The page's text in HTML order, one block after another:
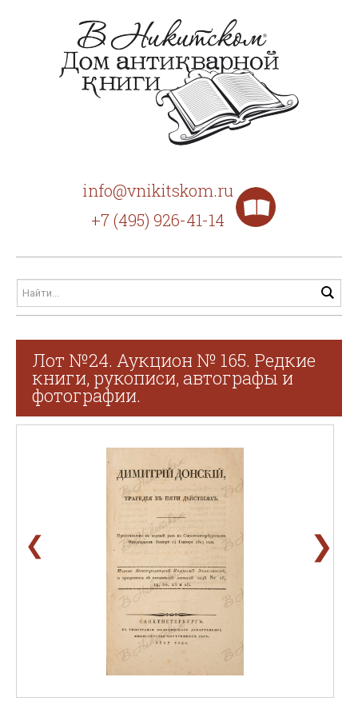
info@vnikitskom.ru
+7 (495) 926-41-14
Лот №24. Аукцион № 165. Редкие
книги, рукописи, автографы и
фотографии.
❮ ❯